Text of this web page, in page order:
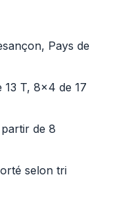
Pays de
13 T, 8x4 de 17
de 8
selon tri